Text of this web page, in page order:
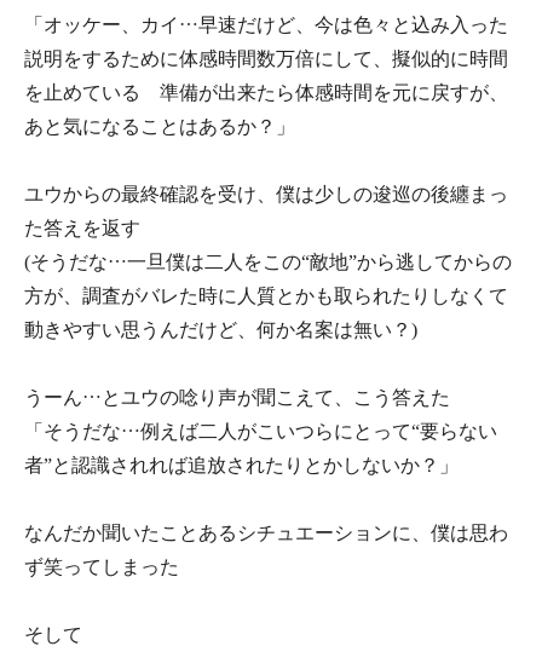
「オッケー、カイ…早速だけど、今は色々と込み入った
説明をするために体感時間数万倍にして、擬似的に時間
を止めている 準備が出来たら体感時間を元に戻すが、
あと気になることはあるか？」
ユウからの最終確認を受け、僕は少しの逡巡の後纏まっ
た答えを返す
(そうだな…一旦僕は二人をこの“敵地”から逃してからの
方が、調査がバレた時に人質とかも取られたりしなくて
動きやすい思うんだけど、何か名案は無い？)
うーん…とユウの唸り声が聞こえて、こう答えた
「そうだな…例えば二人がこいつらにとって“要らない
者”と認識されれば追放されたりとかしないか？」
なんだか聞いたことあるシチュエーションに、僕は思わ
ず笑ってしまった
そして